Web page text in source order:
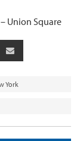
Union Square
York